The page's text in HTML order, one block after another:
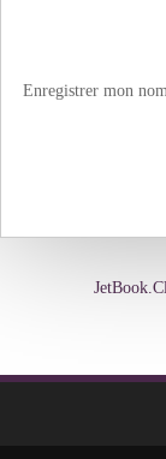
Enregistrer mon